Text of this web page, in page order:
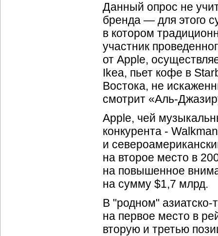
Данный опрос не
бренда — для этого
в котором
участник
от Apple,
Ikea, пьет кофе в
Востока, не
смотрит «Аль-
Apple, чей
конкурента -
и
на второе место в
на повышенное
на сумму $1,7 млрд.
В "родном" азиатско-
на первое место в
вторую и третью